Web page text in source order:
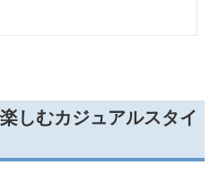
しむカジュアルスタイ